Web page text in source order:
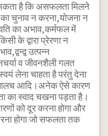
है कि असफलता मिलने
चुनाव न करना,योजना न
का अभाव,कर्मफल में
के द्वारा प्रेरणा न
उत्पन्न
व जीवनशैली गलत
स्वयं लेना चाहता है परंतु देना
आदि।अनेक ऐसे कारण
स्वाद चखना पड़ता है।
को दूर करना होगा और
होगा जो सफलता तक